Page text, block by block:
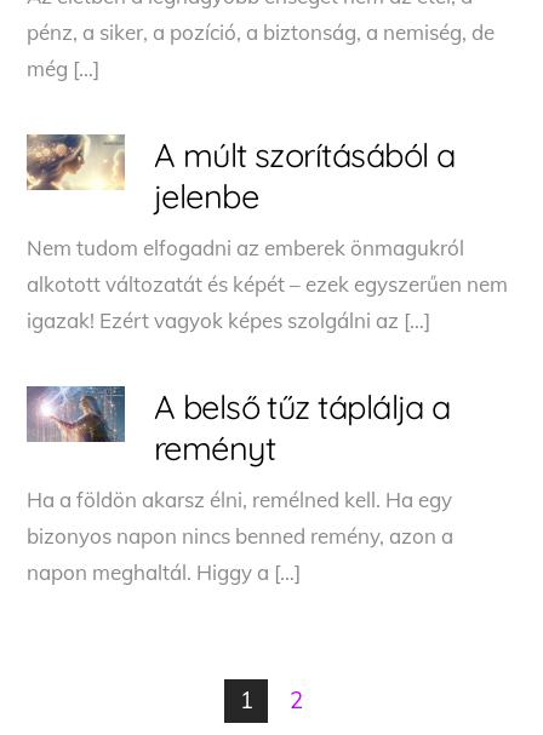
pénz, a siker, a pozíció, a biztonság, a nemiség, de
még […]
A múlt szorításából a
jelenbe
Nem tudom elfogadni az emberek önmagukról
alkotott változatát és képét – ezek egyszerűen nem
igazak! Ezért vagyok képes szolgálni az […]
A belső tűz táplálja a
reményt
Ha a földön akarsz élni, remélned kell. Ha egy
bizonyos napon nincs benned remény, azon a
napon meghaltál. Higgy a […]
1 2